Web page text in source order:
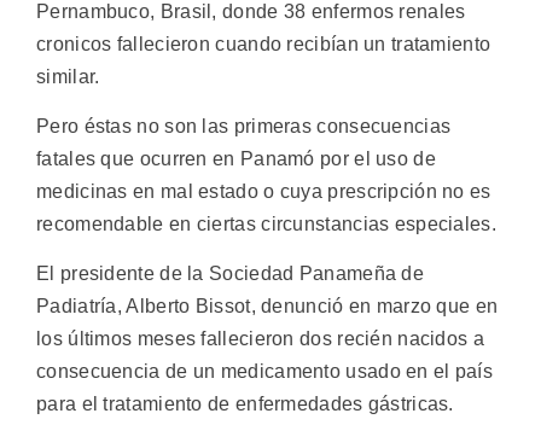
Pernambuco, Brasil, donde 38 enfermos renales
cronicos fallecieron cuando recibían un tratamiento
similar.
Pero éstas no son las primeras consecuencias
fatales que ocurren en Panamó por el uso de
medicinas en mal estado o cuya prescripción no es
recomendable en ciertas circunstancias especiales.
El presidente de la Sociedad Panameña de
Padiatría, Alberto Bissot, denunció en marzo que en
los últimos meses fallecieron dos recién nacidos a
consecuencia de un medicamento usado en el país
para el tratamiento de enfermedades gástricas.